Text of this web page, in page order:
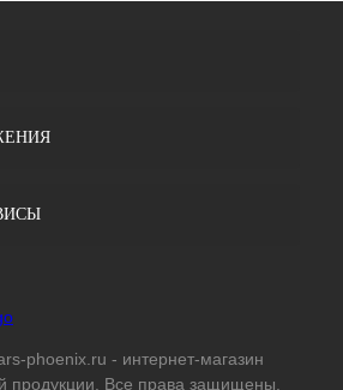
phoenix.ru - интернет-магазин
продукции. Все права защищены.